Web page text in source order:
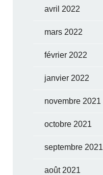
avril 2022
mars 2022
février 2022
janvier 2022
novembre 2021
octobre 2021
septembre 2021
août 2021